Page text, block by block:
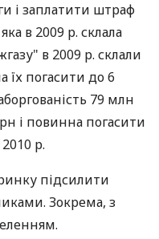
і заплатити штраф
в 2009 р. склала
в 2009 р. склали
їх погасити до 6
79 млн
і повинна погасити
р.
підсилити
Зокрема, з